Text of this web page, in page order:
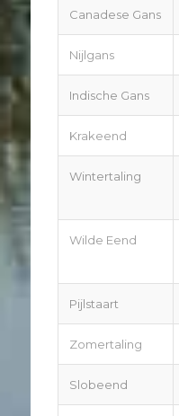
Canadese Gans
Nijlgans
Indische Gans
Krakeend
Wintertaling
Wilde Eend
Pijlstaart
Zomertaling
Slobeend